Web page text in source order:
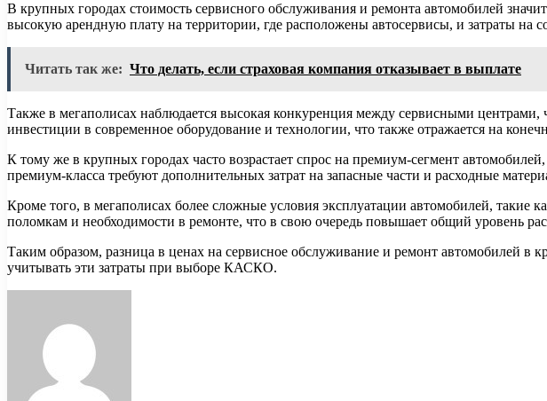
В крупных городах стоимость сервисного обслуживания и ремонта автомобилей
высокую арендную плату на территории, где расположены автосервисы, и затраты на
Читать так же: Что делать, если страховая компания отказывает в выплате
Также в мегаполисах наблюдается высокая конкуренция между сервисными
инвестиции в современное оборудование и технологии, что также отражается на
К тому же в крупных городах часто возрастает спрос на премиум-сегмент
премиум-класса требуют дополнительных затрат на запасные части и расходные
Кроме того, в мегаполисах более сложные условия эксплуатации автомобилей,
поломкам и необходимости в ремонте, что в свою очередь повышает общий уровень
Таким образом, разница в ценах на сервисное обслуживание и ремонт автомобилей в
учитывать эти затраты при выборе КАСКО.